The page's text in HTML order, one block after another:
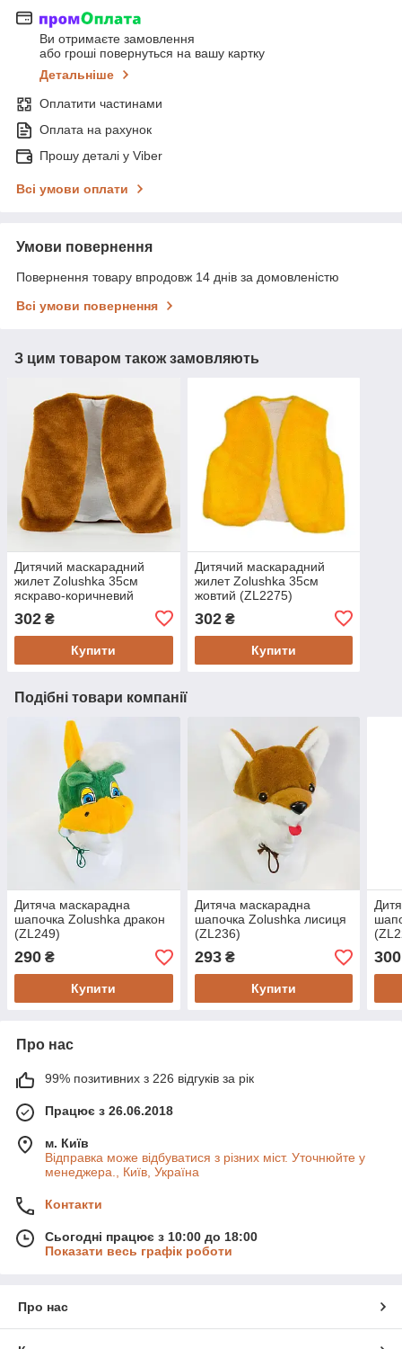
Ви отримаєте замовлення
або гроші повернуться на вашу картку
Детальніше
Оплатити частинами
Оплата на рахунок
Прошу деталі у Viber
Всі умови оплати
Умови повернення
Повернення товару впродовж 14 днів за домовленістю
Всі умови повернення
З цим товаром також замовляють
Дитячий маскарадний
жилет Zolushka 35см
яскраво-коричневий
302 ₴
Купити
Дитячий маскарадний
жилет Zolushka 35см
жовтий (ZL2275)
302₴
Купити
Подібні товари компанії
Дитяча маскарадна
шапочка Zolushka дракон
(ZL249)
290 ₴
Купити
Дитяча маскарадна
шапочка Zolushka лисиця
(ZL236)
293₴
Купити
300
Про нас
99% позитивних з 226 відгуків за рік
Працює з 26.06.2018
м. Київ
Відправка може відбуватися з різних міст. Уточнюйте у
менеджера., Київ, Україна
Контакти
Сьогодні працює з 10:00 до 18:00
Показати весь графік роботи
Про нас